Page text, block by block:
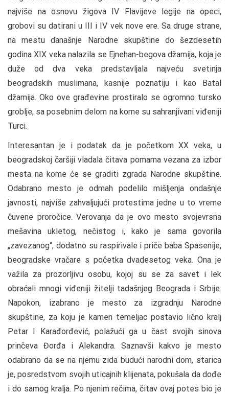
najviše na osnovu žigova IV Flavijeve legije na opeci,
grobovi su datirani u III i IV vek nove ere. Sa druge strane,
na mestu današnje Narodne skupštine do šezdesetih
godina XIX veka nalazila se Ejnehan-begova džamija, koja je
duže od dva veka predstavljala najveću svetinja
beogradskih muslimana, kasnije poznatiju i kao Batal
džamija. Oko ove građevine prostiralo se ogromno tursko
groblje, sa posebnim delom na kome su sahranjivani viđeniji
Turci.
Interesantan je i podatak da je početkom XX veka, u
beogradskoj čaršiji vladala čitava pomama vezana za izbor
mesta na kome će se graditi zgrada Narodne skupštine.
Odabrano mesto je odmah podelilo mišljenja ondašnje
javnosti, najviše zahvaljujući protestima jedne u to vreme
čuvene proročice. Verovanja da je ovo mesto svojevrsna
mešavina ukletog, nečistog i, kako je sama govorila
„zavezanog“, dodatno su raspirivale i priče baba Spasenije,
beogradske vračare s početka dvadesetog veka. Ona je
važila za prozorljivu osobu, kojoj su se za savet i lek
obraćali mnogi viđeniji žitelji tadašnjeg Beograda i Srbije.
Napokon, izabrano je mesto za izgradnju Narodne
skupštine, za koju je kamen temeljac postavio lično kralj
Petar I Karađorđević, polažući ga u čast svojih sinova
prinčeva Đorđa i Alekandra. Saznavši kakvo je mesto
odabrano da se na njemu zida budući narodni dom, starica
je, posredstvom svojih uticajnih klijenata, pokušala da dođe
i do samog kralja. Po njenim rečima, čitav ovaj potes bio je